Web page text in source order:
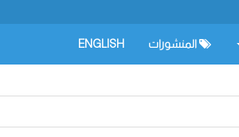
المنشورات ENGLISH